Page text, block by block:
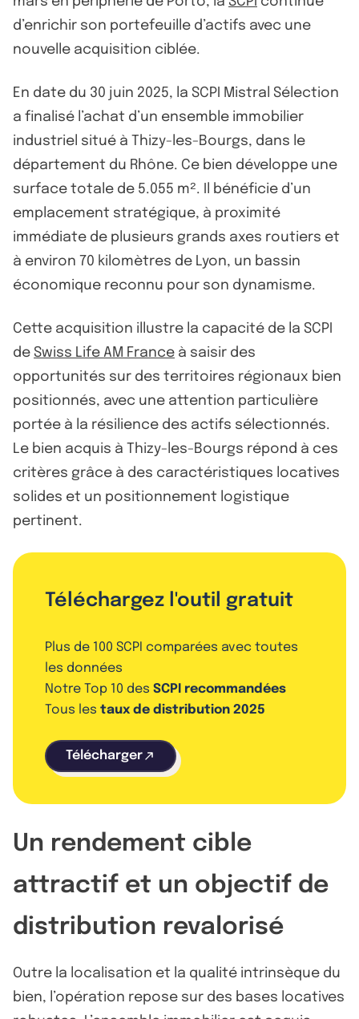
d’enrichir son portefeuille d’actifs avec une
nouvelle acquisition ciblée.
En date du 30 juin 2025, la SCPI Mistral Sélection
a finalisé l’achat d’un ensemble immobilier
industriel situé à Thizy-les-Bourgs, dans le
département du Rhône. Ce bien développe une
surface totale de 5.055 m². Il bénéficie d’un
emplacement stratégique, à proximité
immédiate de plusieurs grands axes routiers et
à environ 70 kilomètres de Lyon, un bassin
économique reconnu pour son dynamisme.
Cette acquisition illustre la capacité de la SCPI
de Swiss Life AM France à saisir des
opportunités sur des territoires régionaux bien
positionnés, avec une attention particulière
portée à la résilience des actifs sélectionnés.
Le bien acquis à Thizy-les-Bourgs répond à ces
critères grâce à des caractéristiques locatives
solides et un positionnement logistique
pertinent.
Téléchargez l'outil gratuit
Plus de 100 SCPI comparées avec toutes
les données
Notre Top 10 des SCPI recommandées
Tous les taux de distribution 2025
Télécharger
Un rendement cible
attractif et un objectif de
distribution revalorisé
Outre la localisation et la qualité intrinsèque du
bien, l’opération repose sur des bases locatives